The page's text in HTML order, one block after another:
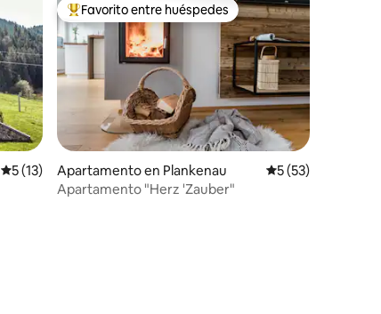
Calificación promedio: 5 de 5, 13 reseñas
5 (13)
Favorito entre huéspedes preferido
Favorito entre huéspedes
Apartamento en Plankenau Calificación
5 (53)
Apartamento "Herz 'Zauber"